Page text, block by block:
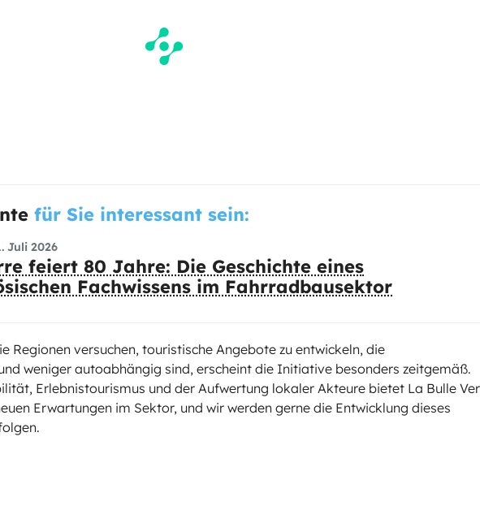
für Sie interessant sein:
Juli 2026
feiert 80 Jahre: Die Geschichte eines
Fachwissens im Fahrradbausektor
Regionen versuchen, touristische Angebote zu entwickeln, die
weniger autoabhängig sind, erscheint die Initiative besonders zeitgemäß.
Erlebnistourismus und der Aufwertung lokaler Akteure bietet La Bulle
Erwartungen im Sektor, und wir werden gerne die Entwicklung dieses